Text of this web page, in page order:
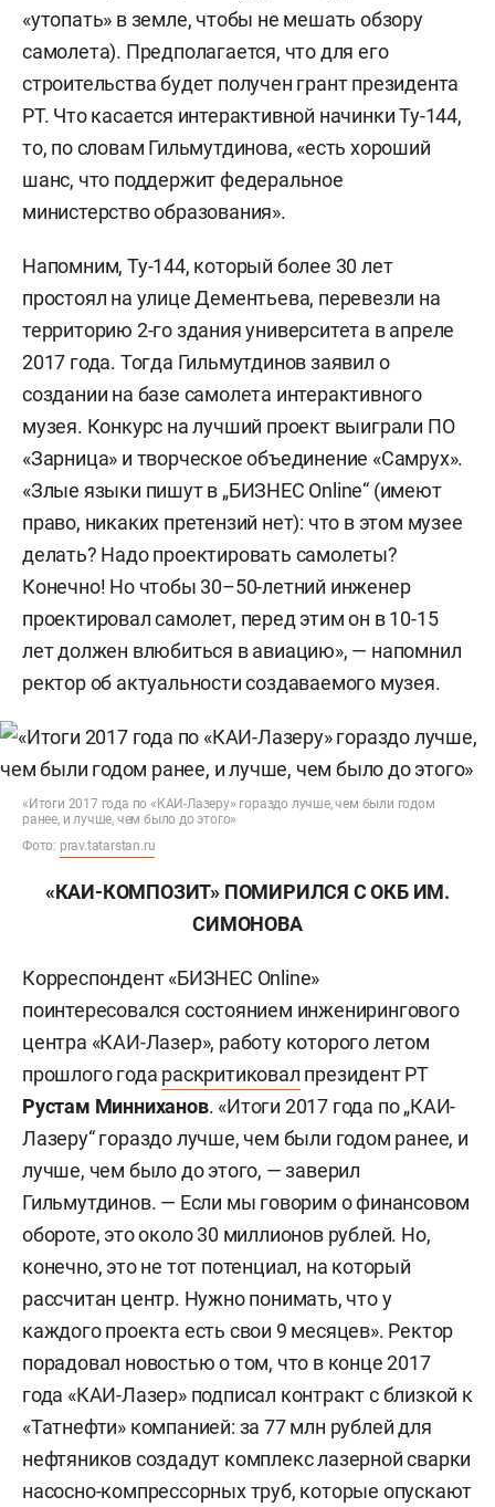
«утопать» в земле, чтобы не мешать обзору
самолета). Предполагается, что для его
строительства будет получен грант президента
РТ. Что касается интерактивной начинки Ту-144,
то, по словам Гильмутдинова, «есть хороший
шанс, что поддержит федеральное
министерство образования».
Напомним, Ту-144, который более 30 лет
простоял на улице Дементьева, перевезли на
территорию 2-го здания университета в апреле
2017 года. Тогда Гильмутдинов заявил о
создании на базе самолета интерактивного
музея. Конкурс на лучший проект выиграли ПО
«Зарница» и творческое объединение «Самрух».
«Злые языки пишут в „БИЗНЕС Online“ (имеют
право, никаких претензий нет): что в этом музее
делать? Надо проектировать самолеты?
Конечно! Но чтобы 30–50-летний инженер
проектировал самолет, перед этим он в 10-15
лет должен влюбиться в авиацию», — напомнил
ректор об актуальности создаваемого музея.
«Итоги 2017 года по «КАИ-Лазеру» гораздо лучше, чем были годом
ранее, и лучше, чем было до этого»
Фото: prav.tatarstan.ru
«КАИ-КОМПОЗИТ» ПОМИРИЛСЯ С ОКБ ИМ.
СИМОНОВА
Корреспондент «БИЗНЕС Online»
поинтересовался состоянием инженирингового
центра «КАИ-Лазер», работу которого летом
прошлого года раскритиковал президент РТ
Рустам Минниханов. «Итоги 2017 года по „КАИ-
Лазеру“ гораздо лучше, чем были годом ранее, и
лучше, чем было до этого, — заверил
Гильмутдинов. — Если мы говорим о финансовом
обороте, это около 30 миллионов рублей. Но,
конечно, это не тот потенциал, на который
рассчитан центр. Нужно понимать, что у
каждого проекта есть свои 9 месяцев». Ректор
порадовал новостью о том, что в конце 2017
года «КАИ-Лазер» подписал контракт с близкой к
«Татнефти» компанией: за 77 млн рублей для
нефтяников создадут комплекс лазерной сварки
насосно-компрессорных труб, которые опускают